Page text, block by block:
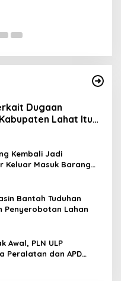
Dugaan
Lahat Itu
Kembali Jadi
Keluar Masuk Barang
Berinisial WL
Bantah Tuduhan
Penyerobotan Lahan
Awal, PLN ULP
Peralatan dan APD